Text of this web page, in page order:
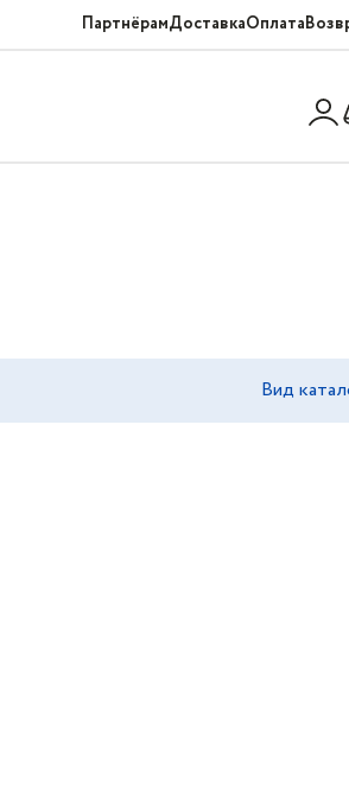
ПартнёрамДоставкаОплата
Вид